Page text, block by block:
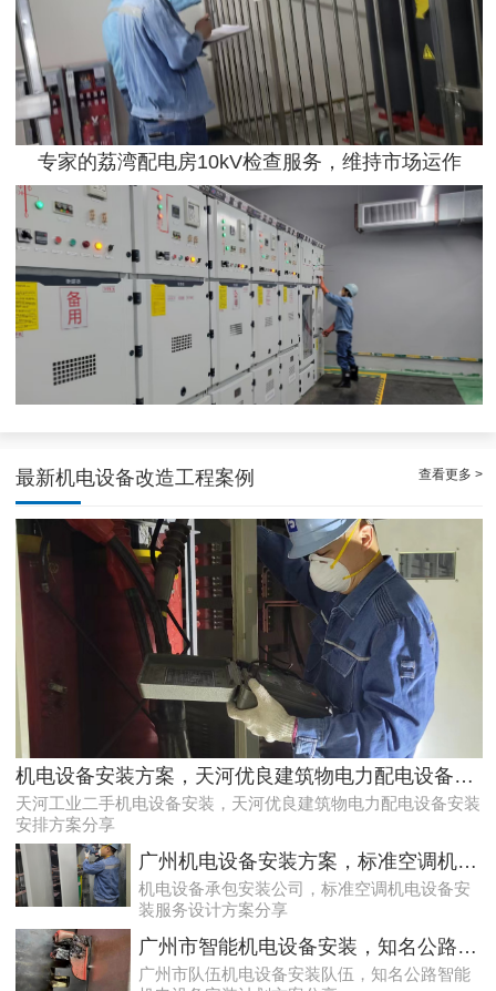
专家的荔湾配电房10kV检查服务，维持市场运作
天河配电房预防性试验运行维护案例
最新机电设备改造工程案例 查看更多 >
机电设备安装方案，天河优良建筑物电力配电设备安装安排方案分享
天河工业二手机电设备安装，天河优良建筑物电力配电设备安装
安排方案分享
广州机电设备安装方案，标准空调机电设备安装服务设计方案分享
机电设备承包安装公司，标准空调机电设备安
装服务设计方案分享
广州市智能机电设备安装，知名公路智能机电设备安装计划方案分享
广州市队伍机电设备安装队伍，知名公路智能